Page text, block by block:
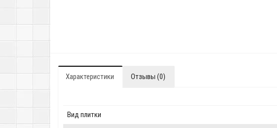
Характеристики Отзывы (0)
Вид плитки